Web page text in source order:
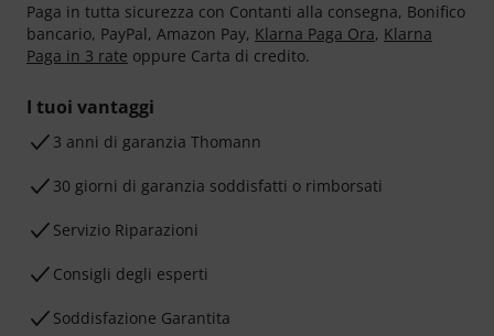
Paga in tutta sicurezza con Contanti alla consegna, Bonifico
bancario, PayPal, Amazon Pay, Klarna Paga Ora, Klarna
Paga in 3 rate oppure Carta di credito.
I tuoi vantaggi
3 anni di garanzia Thomann
30 giorni di garanzia soddisfatti o rimborsati
Servizio Riparazioni
Consigli degli esperti
Soddisfazione Garantita